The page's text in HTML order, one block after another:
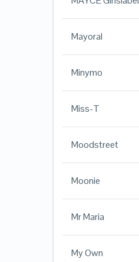
Mayoral
Minymo
Miss-T
Moodstreet
Moonie
Mr Maria
My Own